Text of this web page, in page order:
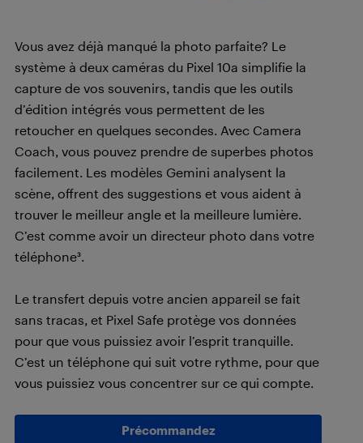
Vous avez déjà manqué la photo parfaite? Le
système à deux caméras du Pixel 10a simplifie la
capture de vos souvenirs, tandis que les outils
d’édition intégrés vous permettent de les
retoucher en quelques secondes. Avec Camera
Coach, vous pouvez prendre de superbes photos
facilement. Les modèles Gemini analysent la
scène, offrent des suggestions et vous aident à
trouver le meilleur angle et la meilleure lumière.
C’est comme avoir un directeur photo dans votre
téléphone³.
Le transfert depuis votre ancien appareil se fait
sans tracas, et Pixel Safe protège vos données
pour que vous puissiez avoir l’esprit tranquille.
C’est un téléphone qui suit votre rythme, pour que
vous puissiez vous concentrer sur ce qui compte.
Précommandez